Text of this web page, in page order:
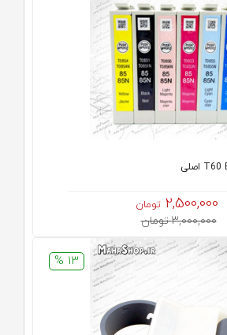
2,500,000 تومان
3,000,000 تومان
13 %